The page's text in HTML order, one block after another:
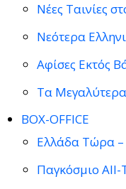
Νέες Ταινίες
Νεότερα
Αφίσες Εκτός
Τα
BOX-OFFICE
Ελλάδα Τώρα –
Παγκόσμιο All-